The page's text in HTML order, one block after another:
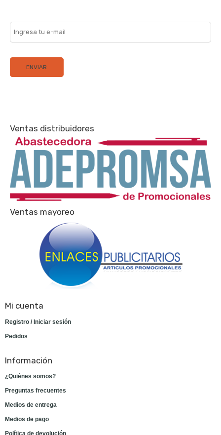
Ventas distribuidores
Ventas mayoreo
Mi cuenta
Registro / Iniciar sesión
Pedidos
Información
¿Quiénes somos?
Preguntas frecuentes
Medios de entrega
Medios de pago